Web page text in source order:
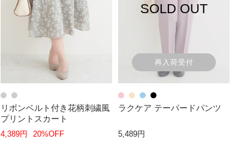
リボンベルト付き花柄刺繍風
プリントスカート
4,389円 20%OFF
SOLD OUT
再入荷受付
ラクケア テーパードパンツ
5,489円